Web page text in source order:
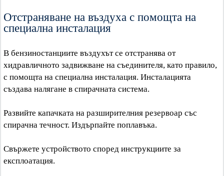
Отстраняване на въздуха с помощта на
специална инсталация
В бензиностанциите въздухът се отстранява от
хидравличното задвижване на съединителя, като правило,
с помощта на специална инсталация. Инсталацията
създава налягане в спирачната система.
Развийте капачката на разширителния резервоар със
спирачна течност. Издърпайте поплавъка.
Свържете устройството според инструкциите за
експлоатация.